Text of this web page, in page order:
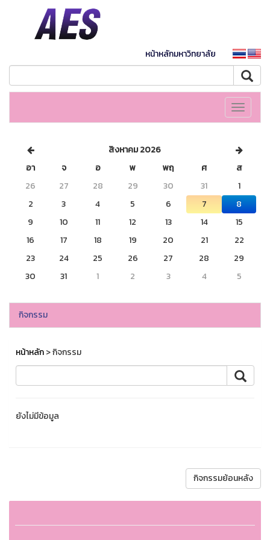
หน้าหลักมหาวิทยาลัย
Toggle
สิงหาคม 2026
อา
จ อ พ พฤ ศ
ส
26
27 28 29 30 31
1
2
3 4 5 6 7
8
9
10 11 12 13 14
15
16
17 18 19 20 21
22
23
24 25 26 27 28
29
30
31 1 2 3 4 5
กิจกรรม
หน้าหลัก> กิจกรรม
ยังไม่มีข้อมูล
กิจกรรมย้อนหลัง